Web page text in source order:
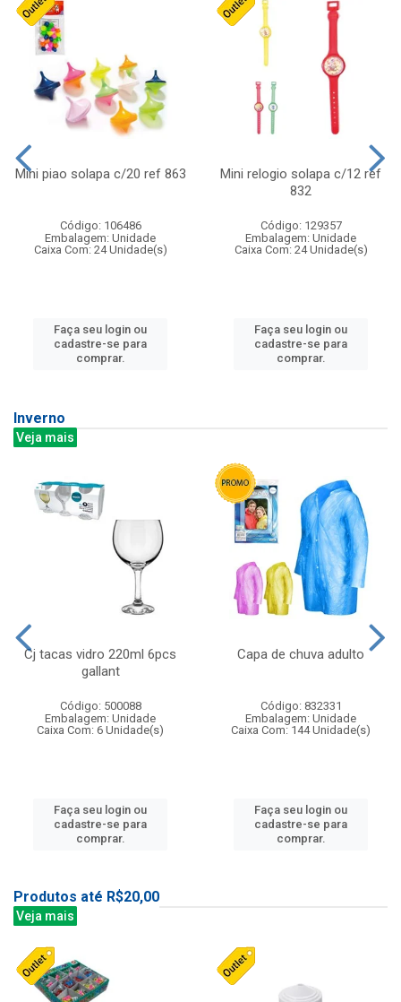
Mini piao solapa c/20 ref 863
Código: 106486
Embalagem: Unidade
Caixa Com: 24 Unidade(s)
Faça seu login ou
cadastre-se para
comprar.
Mini relogio solapa c/12 ref
832
Código: 129357
Embalagem: Unidade
Caixa Com: 24 Unidade(s)
Faça seu login ou
cadastre-se para
comprar.
Inverno
Veja mais
Cj tacas vidro 220ml 6pcs
gallant
Código: 500088
Embalagem: Unidade
Caixa Com: 6 Unidade(s)
Faça seu login ou
cadastre-se para
comprar.
Capa de chuva adulto
Código: 832331
Embalagem: Unidade
Caixa Com: 144 Unidade(s)
Faça seu login ou
cadastre-se para
comprar.
Produtos até R$20,00
Veja mais